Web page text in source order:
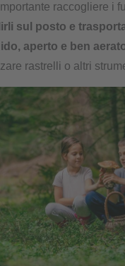
raccogliere i
sul posto e
aperto e ben
rastrelli o altri